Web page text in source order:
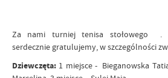
Za nami turniej tenisa stołowego .
serdecznie gratulujemy, w szczególności
Dziewczęta: 1 miejsce - Bieganowska